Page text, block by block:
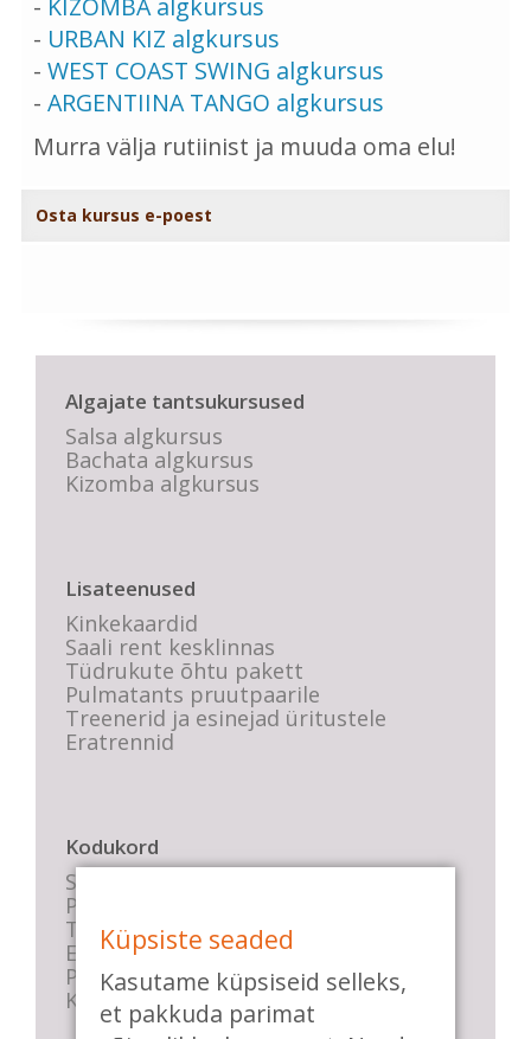
- KIZOMBA algkursus
- URBAN KIZ algkursus
- WEST COAST SWING algkursus
- ARGENTIINA TANGO algkursus
Murra välja rutiinist ja muuda oma elu!
Osta kursus e-poest
Algajate tantsukursused
Salsa algkursus
Bachata algkursus
Kizomba algkursus
Lisateenused
Kinkekaardid
Saali rent kesklinnas
Tüdrukute õhtu pakett
Pulmatants pruutpaarile
Treenerid ja esinejad üritustele
Eratrennid
Kodukord
Stuudio sisekord
Privaatsustingimused
Tasemete kirjeldused
E-poe tingimused
Parkimise info
KKK
Küpsiste seaded
Kasutame küpsiseid selleks,
et pakkuda parimat